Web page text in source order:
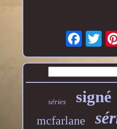
séries signé
mcfarlane